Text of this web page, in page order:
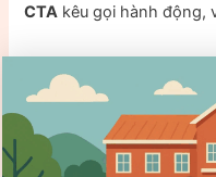
CTA kêu gọi hành động,